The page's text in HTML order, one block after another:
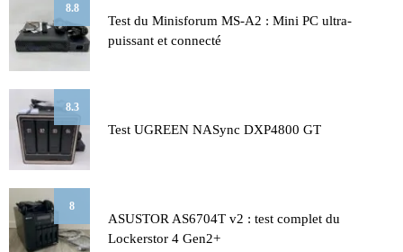
8.8
Test du Minisforum MS-A2 : Mini PC ultra-
puissant et connecté
8.3
Test UGREEN NASync DXP4800 GT
8
ASUSTOR AS6704T v2 : test complet du
Lockerstor 4 Gen2+